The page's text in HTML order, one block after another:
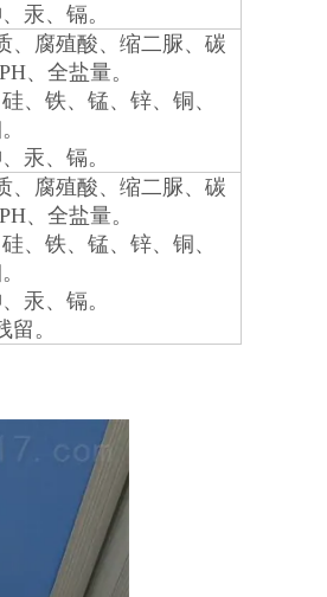
汞、镉。
、腐殖酸、缩二脲、碳
、全盐量。
、铁、锰、锌、铜、
汞、镉。
、腐殖酸、缩二脲、碳
、全盐量。
、铁、锰、锌、铜、
汞、镉。
留。